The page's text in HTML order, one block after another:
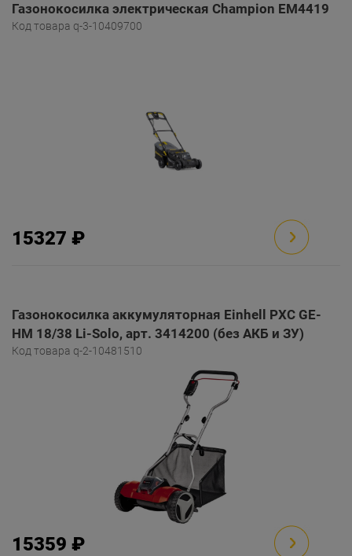
Газонокосилка электрическая Champion EM4419
Код товара q-3-10409700
15327 ₽
Газонокосилка аккумуляторная Einhell PXC GE-
HM 18/38 Li-Solo, арт. 3414200 (без АКБ и ЗУ)
Код товара q-2-10481510
15359 ₽